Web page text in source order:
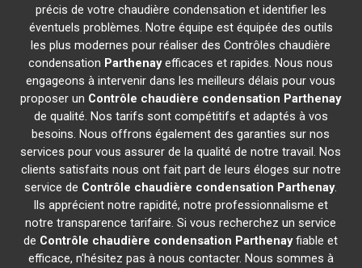
précis de votre chaudière condensation et identifier les
éventuels problèmes. Notre équipe est équipée des outils
les plus modernes pour réaliser des Contrôles chaudière
condensation Parthenayefficaces et rapides. Nous nous
engageons à intervenir dans les meilleurs délais pour vous
proposer un Contrôle chaudière condensation Parthenay
de qualité. Nos tarifs sont compétitifs et adaptés à vos
besoins. Nous offrons également des garanties sur nos
services pour vous assurer de la qualité de notre travail. Nos
clients satisfaits nous ont fait part de leurs éloges sur notre
service de Contrôle chaudière condensation Parthenay.
Ils apprécient notre rapidité, notre professionnalisme et
notre transparence tarifaire. Si vous recherchez un service
de Contrôle chaudière condensation Parthenayfiable et
efficace, n'hésitez pas à nous contacter. Nous sommes à